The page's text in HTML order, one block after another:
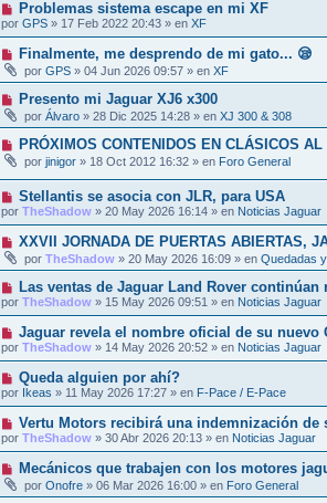
e
s
a
e
o
m
e
s
a
e
N
u
e
v
o
m
e
s
a
e
Problemas sistema escape en mi XF
por GPS » 17 Feb 2022 20:43 » en XF
N
e
v
o
m
e
s
a
j
e
Finalmente, me desprendo de mi gato... 😪
por GPS » 04 Jun 2026 09:57 » en XF
N
e
v
o
m
n
s
a
j
e
Presento mi Jaguar XJ6 x300
por Álvaro » 28 Dic 2025 14:28 » en XJ 300 & 308
N
e
v
o
m
n
s
a
j
PRÓXIMOS CONTENIDOS EN CLÁSICOS
por jinigor » 18 Oct 2012 16:32 » en Foro General
N
u
e
v
o
m
e
s
a
e
Stellantis se asocia con JLR, para USA
por TheShadow » 20 May 2026 16:14 » en Noticias Jaguar
N
e
v
o
m
e
n
s
a
e
XXVII JORNADA DE PUERTAS ABIERTAS,
por TheShadow » 20 May 2026 16:09 » en Quedadas
N
u
e
o
m
e
n
s
a
Las ventas de Jaguar Land Rover continúan
por TheShadow » 15 May 2026 09:51 » en Noticias Jaguar
N
u
e
o
m
e
n
s
a
e
Jaguar revela el nombre oficial de su nuevo
por TheShadow » 14 May 2026 20:52 » en Noticias Jaguar
N
u
e
v
m
e
s
a
Queda alguien por ahí?
por Ikeas » 11 May 2026 17:27 » en F-Pace / E-Pace
N
u
e
v
o
m
e
Vertu Motors recibirá una indemnización
por TheShadow » 30 Abr 2026 20:13 » en Noticias Jaguar
N
e
Mecánicos que trabajen con los motores
por Onofre » 06 Mar 2026 16:00 » en Foro General